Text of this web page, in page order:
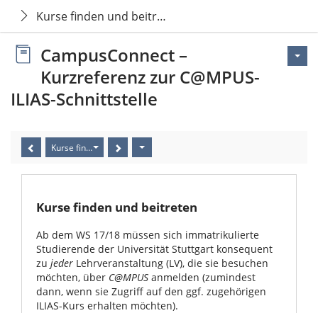
Kurse finden und beitreten
CampusConnect –
Kurzreferenz zur C@MPUS-
ILIAS-Schnittstelle
Kurse finden und beitreten
Kurse finden und beitreten
Ab dem WS 17/18 müssen sich immatrikulierte
Studierende der Universität Stuttgart konsequent
zu jeder Lehrveranstaltung (LV), die sie besuchen
möchten, über C@MPUS anmelden (zumindest
dann, wenn sie Zugriff auf den ggf. zugehörigen
ILIAS-Kurs erhalten möchten).